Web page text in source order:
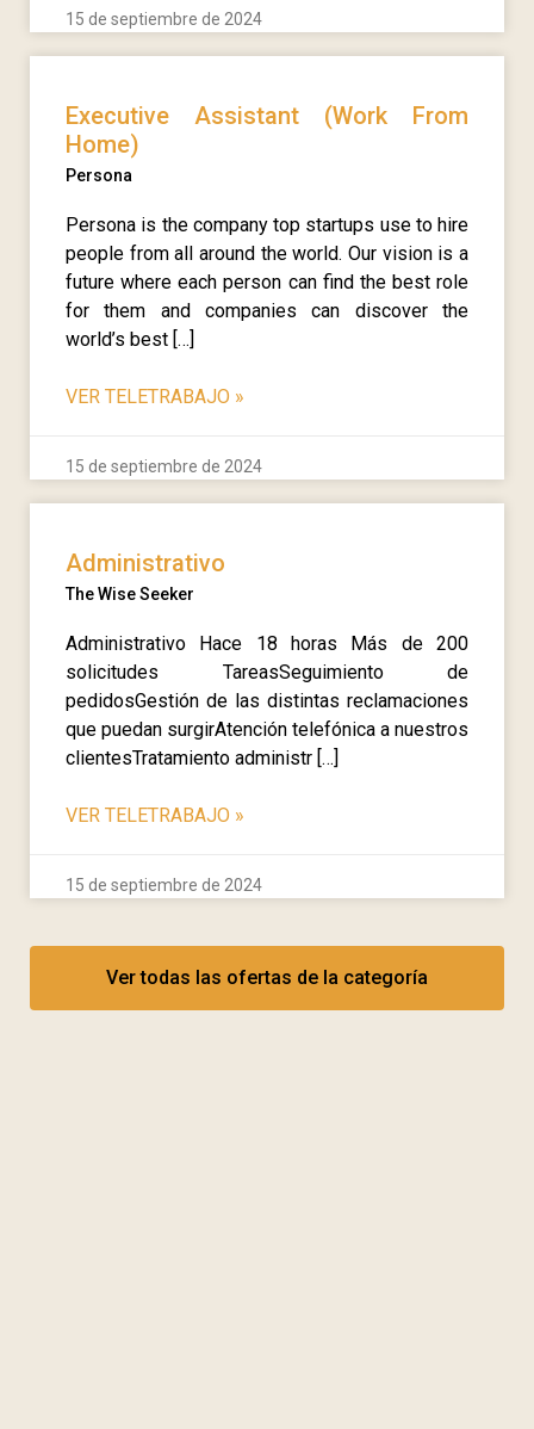
15 de septiembre de 2024
Executive Assistant (Work From
Home)
Persona
Persona is the company top startups use to hire
people from all around the world. Our vision is a
future where each person can find the best role
for them and companies can discover the
world’s best […]
VER TELETRABAJO »
15 de septiembre de 2024
Administrativo
The Wise Seeker
Administrativo Hace 18 horas Más de 200
solicitudes TareasSeguimiento de
pedidosGestión de las distintas reclamaciones
que puedan surgirAtención telefónica a nuestros
clientesTratamiento administr […]
VER TELETRABAJO »
15 de septiembre de 2024
Ver todas las ofertas de la categoría